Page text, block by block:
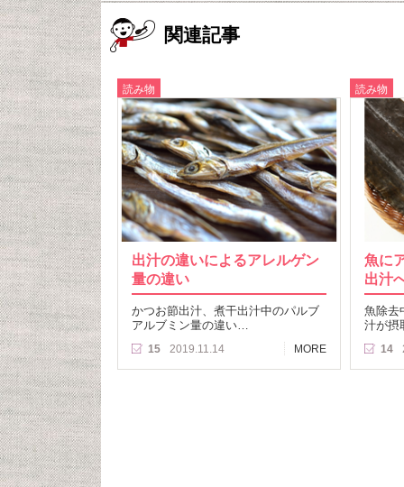
関連記事
読み物
出汁の違いによるアレルゲン
量の違い
かつお節出汁、煮干出汁中のパルブ
アルブミン量の違い…
15 2019.11.14 MORE
読み物
魚に
出汁
魚除去
汁が摂
14